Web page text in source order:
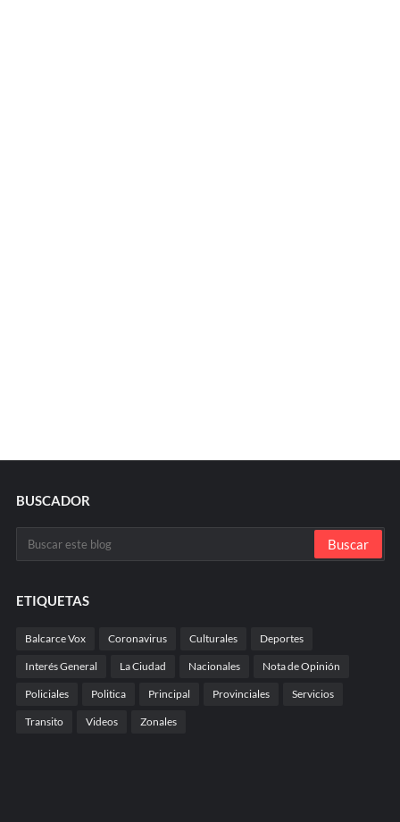
BUSCADOR
ETIQUETAS
Balcarce Vox Coronavirus Culturales Deportes
Interés General La Ciudad Nacionales Nota de Opinión
Policiales Politica Principal Provinciales Servicios
Transito Videos Zonales